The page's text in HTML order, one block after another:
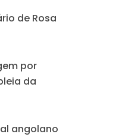
de Rosa
por
da
angolano